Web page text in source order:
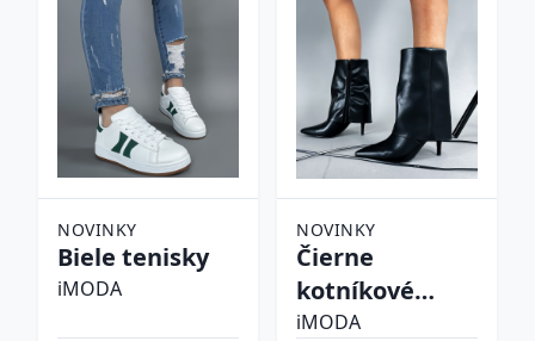
NOVINKY
Biele tenisky
iMODA
NOVINKY
Čierne
kotníkové
čižmy
iMODA